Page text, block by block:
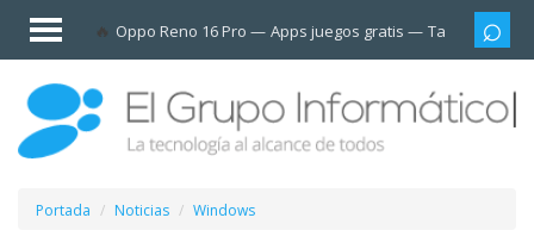
Oppo Reno 16 Pro Apps juegos gratis Tarjetas
Invitado
Iniciar
sesión /
Registrarse
Esenciales
Móviles
Portada Noticias Windows